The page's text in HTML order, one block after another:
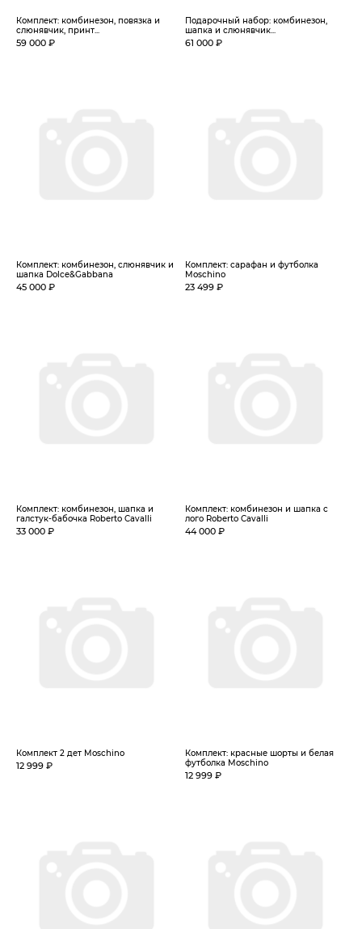
Комплект: комбинезон, повязка и
слюнявчик, принт...
59 000 ₽
Подарочный набор: комбинезон,
шапка и слюнявчик...
61 000 ₽
Комплект: комбинезон, слюнявчик и
шапка Dolce&Gabbana
45 000 ₽
Комплект: сарафан и футболка
Moschino
23 499 ₽
Комплект: комбинезон, шапка и
галстук-бабочка Roberto Cavalli
33 000 ₽
Комплект: комбинезон и шапка с
лого Roberto Cavalli
44 000 ₽
Комплект 2 дет Moschino
12 999 ₽
Комплект: красные шорты и белая
футболка Moschino
12 999 ₽